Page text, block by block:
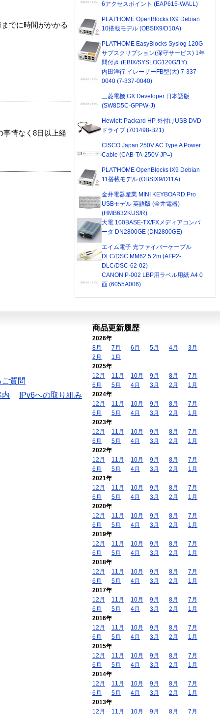
でに時間がかかる
事情なく8日以上経
6アクセスポイント (EAP615-WALL)
PLAT'HOME OpenBlocks IX9 Debian
10搭載モデル (OBSIX9/D10A)
PLAT'HOME EasyBlocks Syslog 120G
サブスクリプション(保守サービス) 1年
間付き (EBIX/SYSLOG120G/1Y)
内田洋行 イレーザーFB型(大) 7-337-
0040 (7-337-0040)
三菱電機 GX Developer 日本語版
(SW8D5C-GPPW-J)
Hewlett-Packard HP 外付けUSB DVD
ドライブ (701498-B21)
CISCO Japan 250V AC Type A Power
Cable (CAB-TA-250V-JP=)
PLAT'HOME OpenBlocks IX9 Debian
11搭載モデル (OBSIX9/D11A)
金井電器産業 MINI KEYBOARD Pro
USBモデル 英語版 (金井電器)
(HMB632KUS/R)
大電 100BASE-TX/FXメディアコンバ
ータ DN2800GE (DN2800GE)
エイム電子 光ファイバーケーブル
DLC/DSC MM62.5 2m (AFP2-
DLC/DSC-62-02)
CANON P-002 LBP用ラベル用紙 A4 0
面 (6055A006)
質問
内
IPv6への取り組み
商品更新履歴
2026年
8月
7月 6月 5月 4月
3月
2月
1月
2025年
12月
11月 10月 9月 8月
7月
6月
5月 4月 3月 2月
1月
2024年
12月
11月 10月 9月 8月
7月
6月
5月 4月 3月 2月
1月
2023年
12月
11月 10月 9月 8月
7月
6月
5月 4月 3月 2月
1月
2022年
12月
11月 10月 9月 8月
7月
6月
5月 4月 3月 2月
1月
2021年
12月
11月 10月 9月 8月
7月
6月
5月 4月 3月 2月
1月
2020年
12月
11月 10月 9月 8月
7月
6月
5月 4月 3月 2月
1月
2019年
12月
11月 10月 9月 8月
7月
6月
5月 4月 3月 2月
1月
2018年
12月
11月 10月 9月 8月
7月
6月
5月 4月 3月 2月
1月
2017年
12月
11月 10月 9月 8月
7月
6月
5月 4月 3月 2月
1月
2016年
12月
11月 10月 9月 8月
7月
6月
5月 4月 3月 2月
1月
2015年
12月
11月 10月 9月 8月
7月
6月
5月 4月 3月 2月
1月
2014年
12月
11月 10月 9月 8月
7月
6月
5月 4月 3月 2月
1月
2013年
12月
11月 10月 9月 8月 7月